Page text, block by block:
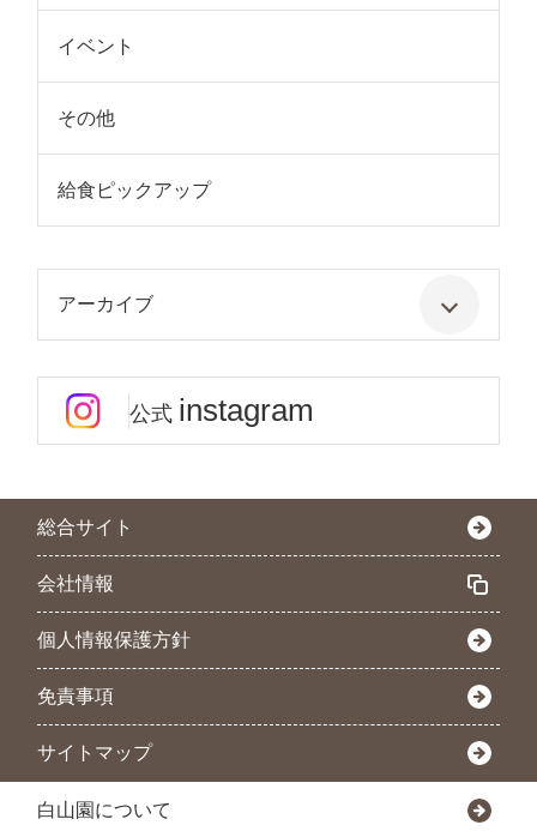
イベント
その他
給食ピックアップ
アーカイブ
公式 instagram
総合サイト
会社情報
個人情報保護方針
免責事項
サイトマップ
白山園について